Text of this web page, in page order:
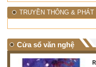
TRUYỀN THÔNG & PHÁT
Cửa sổ văn nghệ